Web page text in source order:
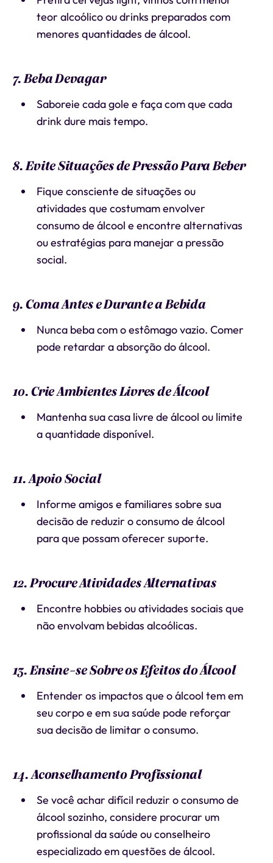
teor alcoólico ou drinks preparados com
menores quantidades de álcool.
7. Beba Devagar
Saboreie cada gole e faça com que cada
drink dure mais tempo.
8. Evite Situações de Pressão Para Beber
Fique consciente de situações ou
atividades que costumam envolver
consumo de álcool e encontre alternativas
ou estratégias para manejar a pressão
social.
9. Coma Antes e Durante a Bebida
Nunca beba com o estômago vazio. Comer
pode retardar a absorção do álcool.
10. Crie Ambientes Livres de Álcool
Mantenha sua casa livre de álcool ou limite
a quantidade disponível.
11. Apoio Social
Informe amigos e familiares sobre sua
decisão de reduzir o consumo de álcool
para que possam oferecer suporte.
12. Procure Atividades Alternativas
Encontre hobbies ou atividades sociais que
não envolvam bebidas alcoólicas.
13. Ensine-se Sobre os Efeitos do Álcool
Entender os impactos que o álcool tem em
seu corpo e em sua saúde pode reforçar
sua decisão de limitar o consumo.
14. Aconselhamento Profissional
Se você achar difícil reduzir o consumo de
álcool sozinho, considere procurar um
profissional da saúde ou conselheiro
especializado em questões de álcool.